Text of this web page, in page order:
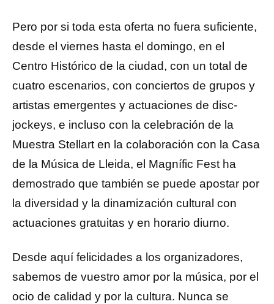
Pero por si toda esta oferta no fuera suficiente,
desde el viernes hasta el domingo, en el
Centro Histórico de la ciudad, con un total de
cuatro escenarios, con conciertos de grupos y
artistas emergentes y actuaciones de disc-
jockeys, e incluso con la celebración de la
Muestra Stellart en la colaboración con la Casa
de la Música de Lleida, el Magnífic Fest ha
demostrado que también se puede apostar por
la diversidad y la dinamización cultural con
actuaciones gratuitas y en horario diurno.
Desde aquí felicidades a los organizadores,
sabemos de vuestro amor por la música, por el
ocio de calidad y por la cultura. Nunca se